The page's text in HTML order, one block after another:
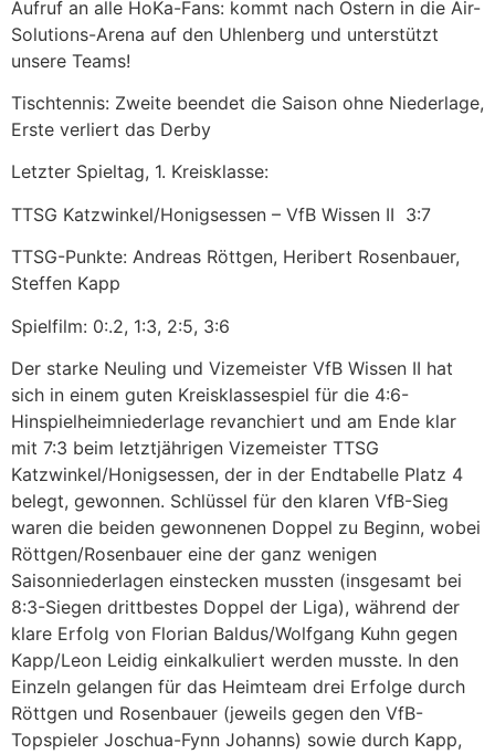
Aufruf an alle HoKa-Fans: kommt nach Ostern in die Air-
Solutions-Arena auf den Uhlenberg und unterstützt
unsere Teams!
Tischtennis: Zweite beendet die Saison ohne Niederlage,
Erste verliert das Derby
Letzter Spieltag, 1. Kreisklasse:
TTSG Katzwinkel/Honigsessen – VfB Wissen II 3:7
TTSG-Punkte: Andreas Röttgen, Heribert Rosenbauer,
Steffen Kapp
Spielfilm: 0:.2, 1:3, 2:5, 3:6
Der starke Neuling und Vizemeister VfB Wissen II hat
sich in einem guten Kreisklassespiel für die 4:6-
Hinspielheimniederlage revanchiert und am Ende klar
mit 7:3 beim letztjährigen Vizemeister TTSG
Katzwinkel/Honigsessen, der in der Endtabelle Platz 4
belegt, gewonnen. Schlüssel für den klaren VfB-Sieg
waren die beiden gewonnenen Doppel zu Beginn, wobei
Röttgen/Rosenbauer eine der ganz wenigen
Saisonniederlagen einstecken mussten (insgesamt bei
8:3-Siegen drittbestes Doppel der Liga), während der
klare Erfolg von Florian Baldus/Wolfgang Kuhn gegen
Kapp/Leon Leidig einkalkuliert werden musste. In den
Einzeln gelangen für das Heimteam drei Erfolge durch
Röttgen und Rosenbauer (jeweils gegen den VfB-
Topspieler Joschua-Fynn Johanns) sowie durch Kapp,